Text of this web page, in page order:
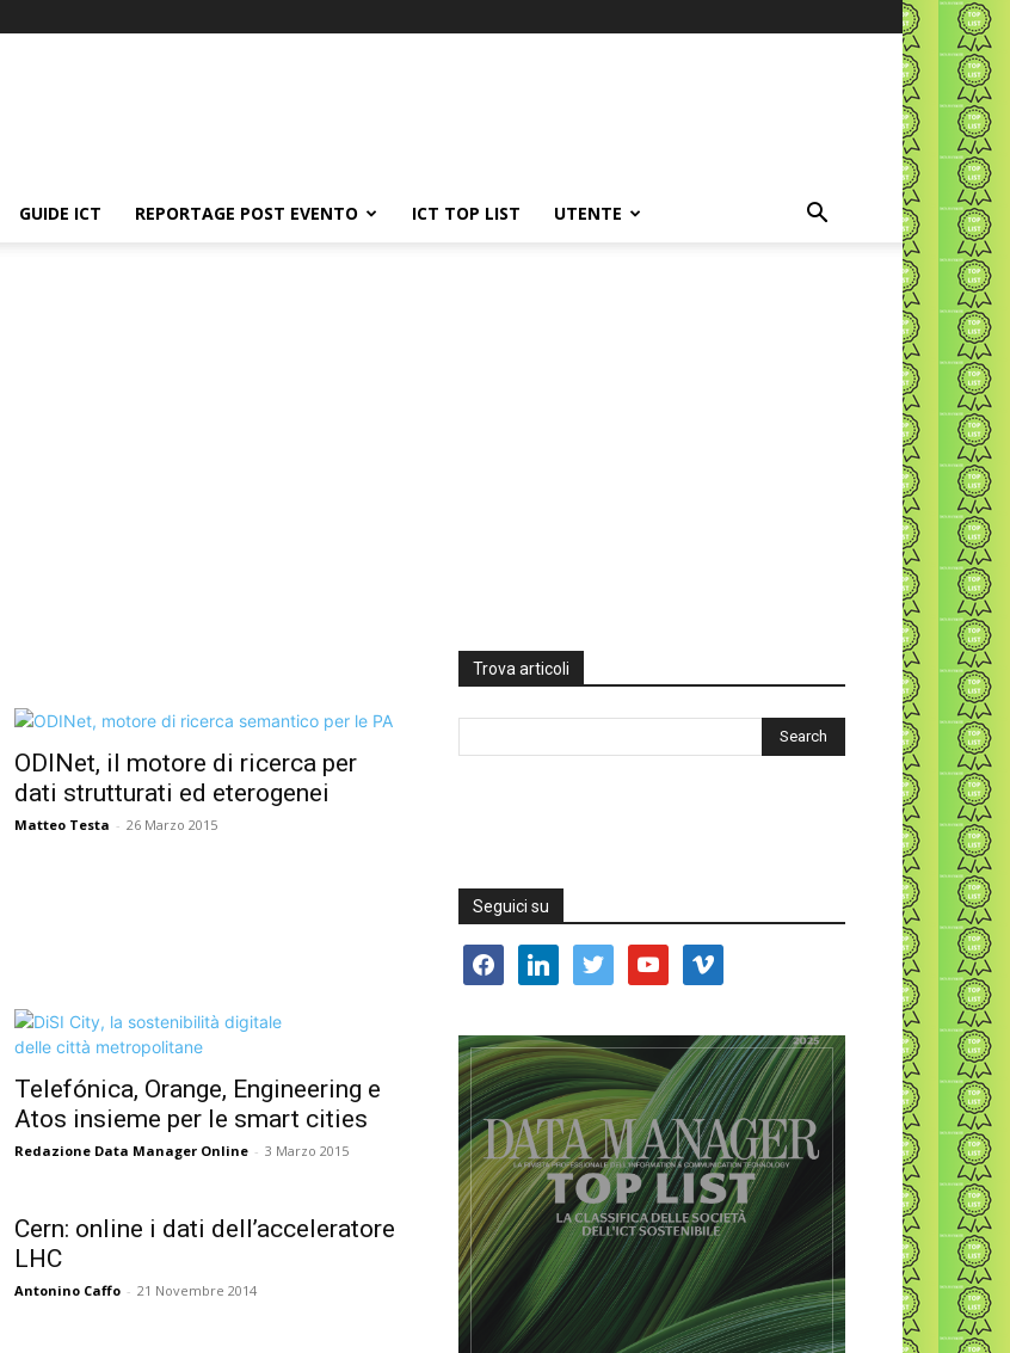
GUIDE ICT REPORTAGE POST EVENTO ICT TOP LIST UTENTE
ODINet, il motore di ricerca per
dati strutturati ed eterogenei
Matteo Testa - 26 Marzo 2015
Telefónica, Orange, Engineering e
Atos insieme per le smart cities
Redazione Data Manager Online - 3 Marzo 2015
Cern: online i dati dell’acceleratore
LHC
Antonino Caffo - 21 Novembre 2014
Trova articoli
Seguici su
facebooklinkedin twitter youtube vimeo